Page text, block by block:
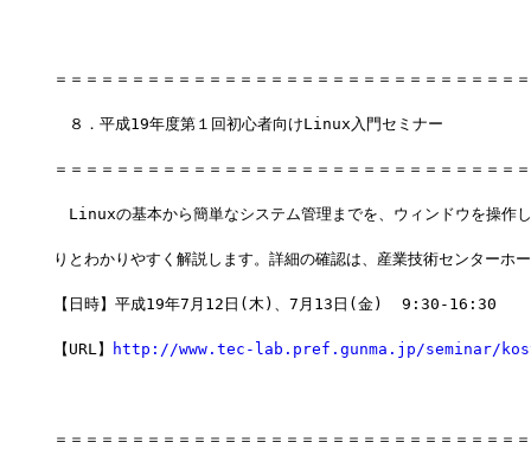
＝＝＝＝＝＝＝＝＝＝＝＝＝＝＝＝＝＝＝＝＝＝＝＝＝＝＝＝＝＝
８．平成19年度第１回初心者向けLinux入門セミナー
＝＝＝＝＝＝＝＝＝＝＝＝＝＝＝＝＝＝＝＝＝＝＝＝＝＝＝＝＝＝
Linuxの基本から簡単なシステム管理までを、ウィンドウを操作
りとわかりやすく解説します。詳細の確認は、産業技術センターホ
【日時】平成19年7月12日(木)、7月13日(金)  9:30-16:30
【URL】 http://www.tec-lab.pref.gunma.jp/seminar/
＝＝＝＝＝＝＝＝＝＝＝＝＝＝＝＝＝＝＝＝＝＝＝＝＝＝＝＝＝＝